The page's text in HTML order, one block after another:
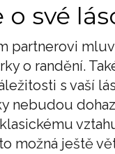
o své
partnerovi
o randění.
s vaší
nebudou
možná ještě